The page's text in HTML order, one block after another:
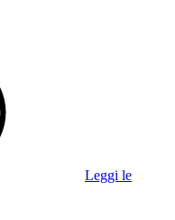
Leggi le